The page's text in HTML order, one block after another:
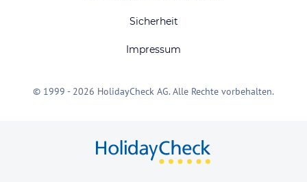
Sicherheit
Impressum
© 1999 - 2026 HolidayCheck AG. Alle Rechte vorbehalten.